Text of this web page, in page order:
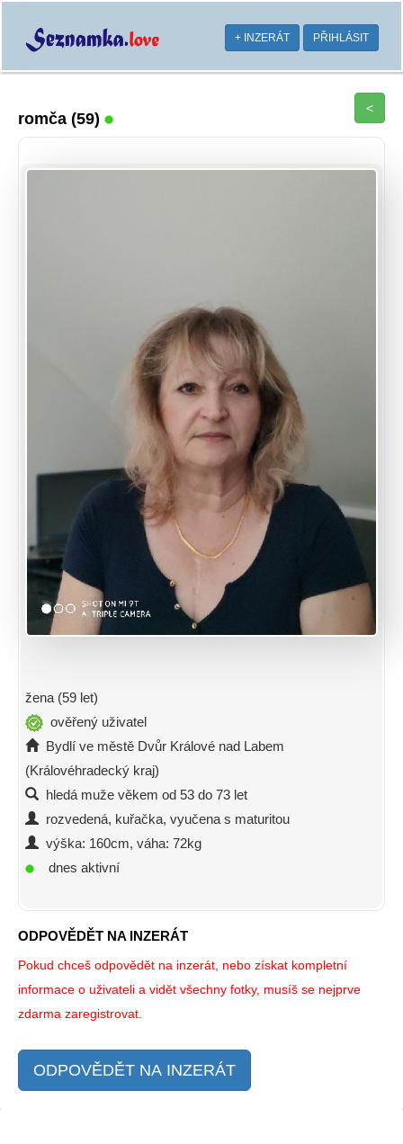
+ INZERÁT PŘIHLÁSIT
romča (59)
<
žena (59 let)
ověřený uživatel
Bydlí ve městě Dvůr Králové nad Labem
(Královéhradecký kraj)
hledá muže věkem od 53 do 73 let
rozvedená, kuřačka, vyučena s maturitou
výška: 160cm, váha: 72kg
dnes aktivní
ODPOVĚDĚT NA INZERÁT
Pokud chceš odpovědět na inzerát, nebo získat kompletní
informace o uživateli a vidět všechny fotky, musíš se nejprve
zdarma zaregistrovat.
ODPOVĚDĚT NA INZERÁT